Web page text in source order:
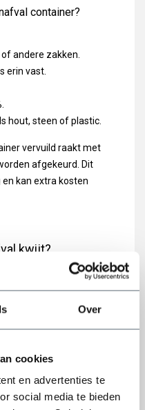
Over
cookies
en advertenties te
social media te bieden
container?
andere zakken.
erin vast.
hout, steen of plastic.
vervuild raakt met
afgekeurd. Dit
kan extra kosten
kwijt?
kwijt?” hangt af
huren tuin vaak de